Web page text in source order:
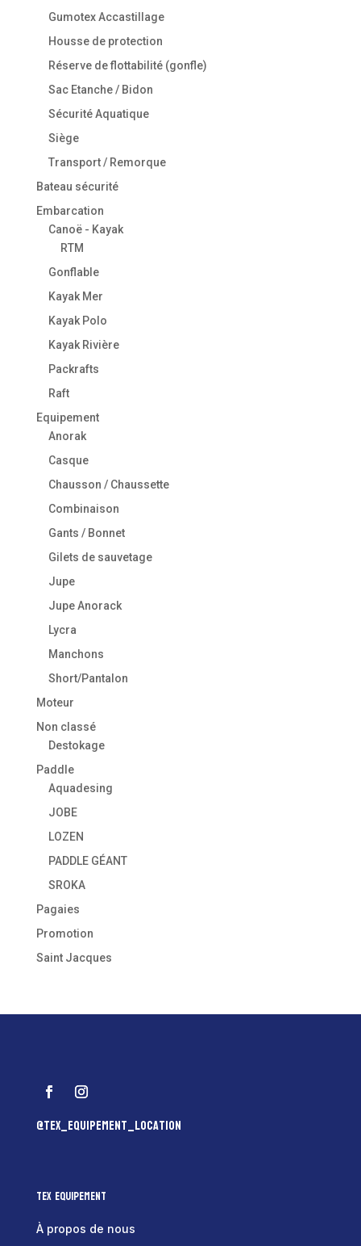
Gumotex Accastillage
Housse de protection
Réserve de flottabilité (gonfle)
Sac Etanche / Bidon
Sécurité Aquatique
Siège
Transport / Remorque
Bateau sécurité
Embarcation
Canoë - Kayak
RTM
Gonflable
Kayak Mer
Kayak Polo
Kayak Rivière
Packrafts
Raft
Equipement
Anorak
Casque
Chausson / Chaussette
Combinaison
Gants / Bonnet
Gilets de sauvetage
Jupe
Jupe Anorack
Lycra
Manchons
Short/Pantalon
Moteur
Non classé
Destokage
Paddle
Aquadesing
JOBE
LOZEN
PADDLE GÉANT
SROKA
Pagaies
Promotion
Saint Jacques
@tex_equipement_location
Tex Equipement
À propos de nous